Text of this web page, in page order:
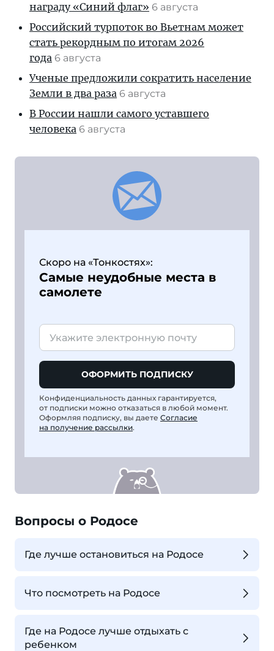
награду «Синий флаг» 6 августа
Российский турпоток во Вьетнам может
стать рекордным по итогам 2026
года 6 августа
Ученые предложили сократить население
Земли в два раза 6 августа
В России нашли самого уставшего
человека 6 августа
Скоро на «Тонкостях»:
Самые неудобные места в
самолете
ОФОРМИТЬ ПОДПИСКУ
Конфиденциальность данных гарантируется,
от подписки можно отказаться в любой момент.
Оформляя подписку, вы даете Согласие
на получение рассылки.
Вопросы о Родосе
Где лучше остановиться на Родосе
Что посмотреть на Родосе
Где на Родосе лучше отдыхать с
ребенком